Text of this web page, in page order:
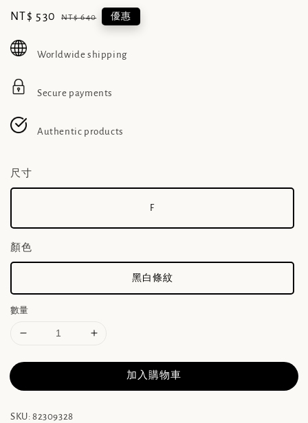
Sale
NT$ 530 Regular
NT$ 640 優惠
Worldwide shipping
Secure payments
Authentic products
尺寸
F
顏色
黑白條紋
數量
加入購物車
SKU: 82309328